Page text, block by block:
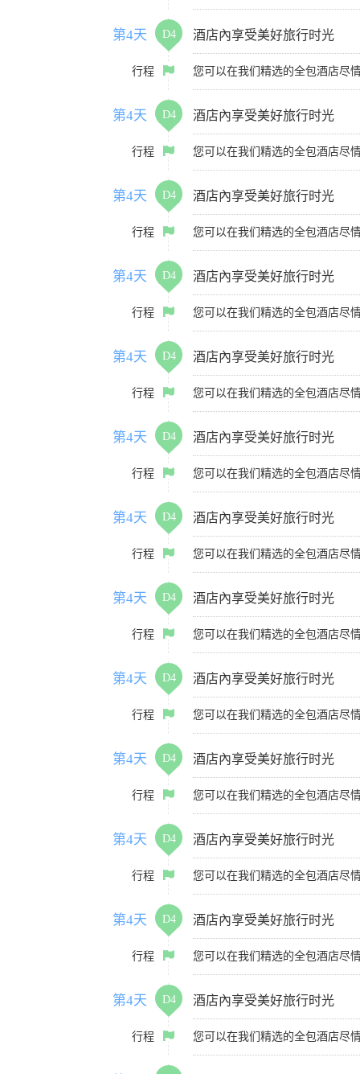
第4天 D4 酒店內享受美好旅行时光
行程 您可以在我们精选的全包酒店尽
第4天 D4 酒店內享受美好旅行时光
行程 您可以在我们精选的全包酒店尽
第4天 D4 酒店內享受美好旅行时光
行程 您可以在我们精选的全包酒店尽
第4天 D4 酒店內享受美好旅行时光
行程 您可以在我们精选的全包酒店尽
第4天 D4 酒店內享受美好旅行时光
行程 您可以在我们精选的全包酒店尽
第4天 D4 酒店內享受美好旅行时光
行程 您可以在我们精选的全包酒店尽
第4天 D4 酒店內享受美好旅行时光
行程 您可以在我们精选的全包酒店尽
第4天 D4 酒店內享受美好旅行时光
行程 您可以在我们精选的全包酒店尽
第4天 D4 酒店內享受美好旅行时光
行程 您可以在我们精选的全包酒店尽
第4天 D4 酒店內享受美好旅行时光
行程 您可以在我们精选的全包酒店尽
第4天 D4 酒店內享受美好旅行时光
行程 您可以在我们精选的全包酒店尽
第4天 D4 酒店內享受美好旅行时光
行程 您可以在我们精选的全包酒店尽
第4天 D4 酒店內享受美好旅行时光
行程 您可以在我们精选的全包酒店尽